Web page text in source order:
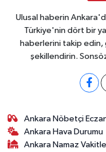
Ulusal haberin
Türkiye'nin dört bir
haberlerini takip edin,
şekillendirin.
Ankara Nöbetçi
Ankara Hava Durumu
Ankara Namaz